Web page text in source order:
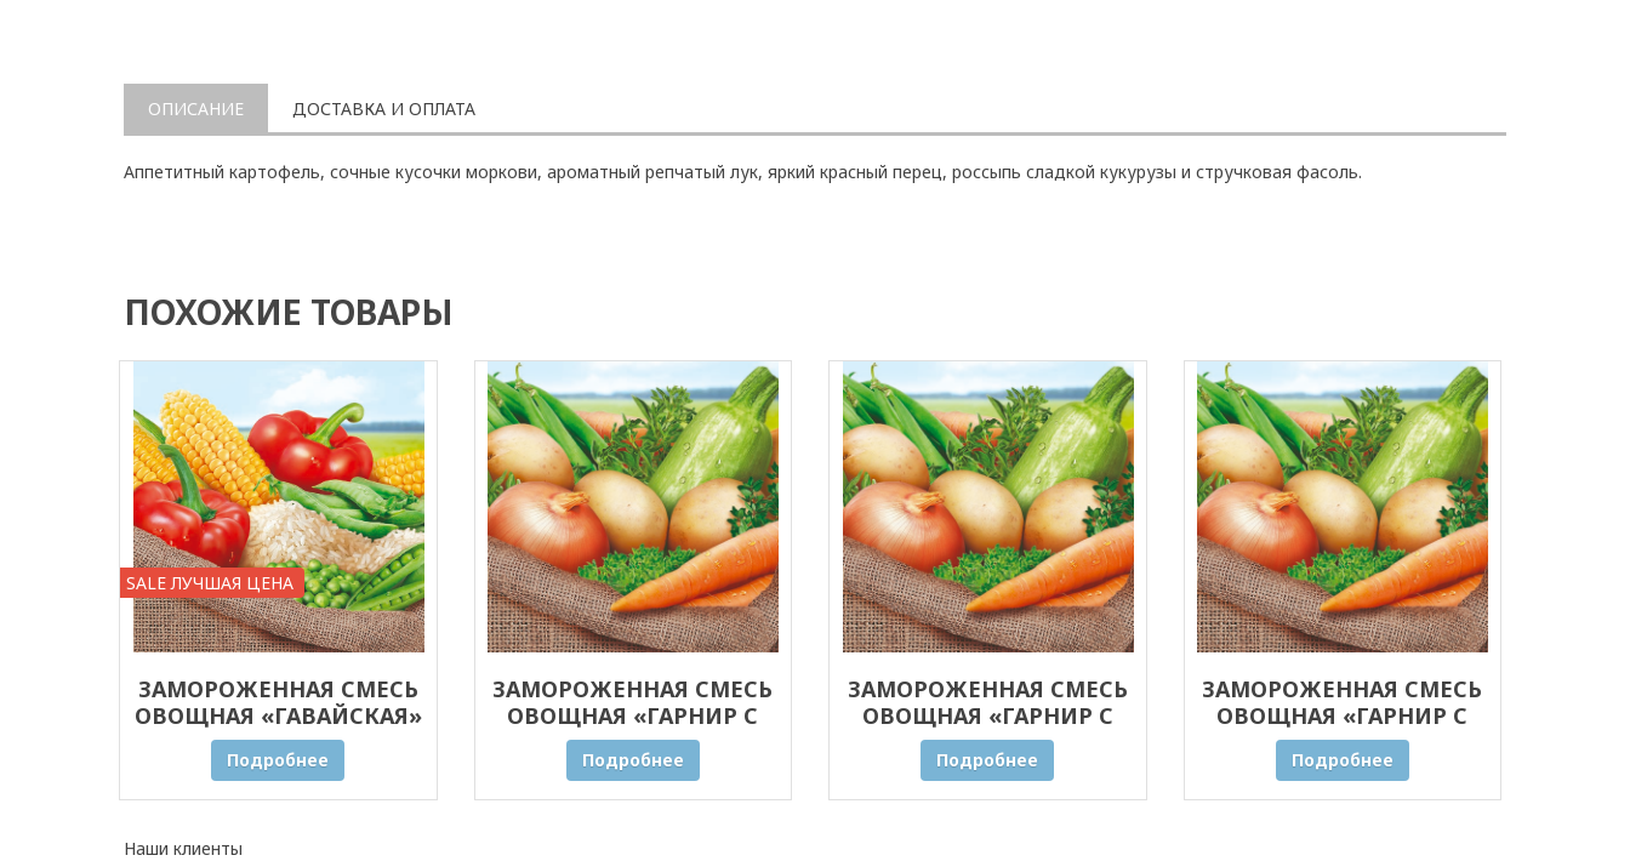
ОПИСАНИЕ ДОСТАВКА И ОПЛАТА
Аппетитный картофель, сочные кусочки моркови, ароматный репчатый лук, яркий красный перец, россыпь сладкой кукурузы и стручковая фасоль.
ПОХОЖИЕ ТОВАРЫ
SALE ЛУЧШАЯ ЦЕНА
ЗАМОРОЖЕННАЯ СМЕСЬ
ОВОЩНАЯ «ГАВАЙСКАЯ»
20 КГ ОПТОМ
Подробнее
ЗАМОРОЖЕННАЯ СМЕСЬ
ОВОЩНАЯ «ГАРНИР С
ПРЯНЫМИ ТРАВАМИ» 30
КГ ОПТОМ
Подробнее
ЗАМОРОЖЕННАЯ СМЕСЬ
ОВОЩНАЯ «ГАРНИР С
ПРЯНЫМИ ТРАВАМИ» 20
КГ ОПТОМ
Подробнее
ЗАМОРОЖЕННАЯ СМЕСЬ
ОВОЩНАЯ «ГАРНИР С
ПРЯНЫМИ ТРАВАМИ» 10
КГ ОПТОМ
Подробнее
Наши клиенты